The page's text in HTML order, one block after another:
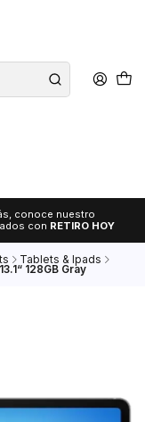
conoce nuestro
con RETIRO HOY
Tablets & Ipads
128GB Gray